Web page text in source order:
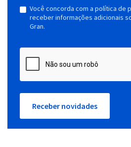
Você concorda com a política de
receber informações adicionais
Gran.
Receber novidades